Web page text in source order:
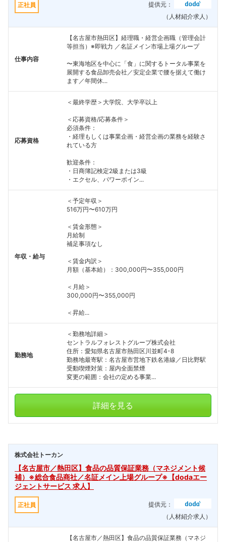
正社員
提供元：
（人材紹介求人）
仕事内容
【名古屋市熱田区】経理職・経営企画職（管理会計
等担当）※即戦力 ／名証メイン市場上場グループ
〜東海地区を中心に「食」に関するトータル事業を
展開する食品卸売会社／安定企業で腰を据えて働け
ます／年間休...
応募資格
＜最終学歴＞大学院、大学卒以上
＜応募資格/応募条件＞
必須条件：
・経理もしくは事業企画・経営企画の業務を経験さ
れている方
歓迎条件：
・日商簿記検定2級または3級
・エクセル、パワーポイン...
年収・給与
＜予定年収＞
516万円〜610万円
＜賃金形態＞
月給制
補足事項なし
＜賃金内訳＞
月額（基本給）：300,000円〜355,000円
＜月給＞
300,000円〜355,000円
＜昇給...
勤務地
＜勤務地詳細＞
セントラルフォレストグループ株式会社
住所：愛知県名古屋市熱田区川並町4-8
勤務地最寄駅：名古屋市営地下鉄名港線／日比野駅
受動喫煙対策：屋内全面禁煙
変更の範囲：会社の定める事業...
詳細を見る
株式会社トーカン
【名古屋市／熱田区】食品の品質保証業務（マネジメント候
補）※総合食品商社／名証メイン上場グループ※【dodaエー
ジェントサービス 求人】
正社員
提供元：
（人材紹介求人）
【名古屋市／熱田区】食品の品質保証業務（マネジ